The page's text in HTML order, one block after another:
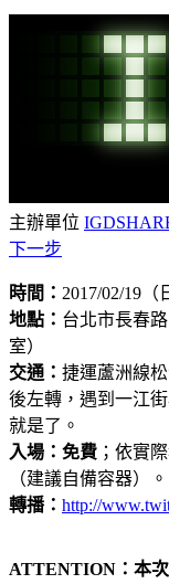
主辦單位
下一步
時間： 2017/02/19（
地點： 台北市長春
室）
交通： 捷運蘆洲線
後左轉，遇到一江
就是了。
入場：免費 ；依實
（建議自備容器）。
轉播： http://
ATTENTION：本次